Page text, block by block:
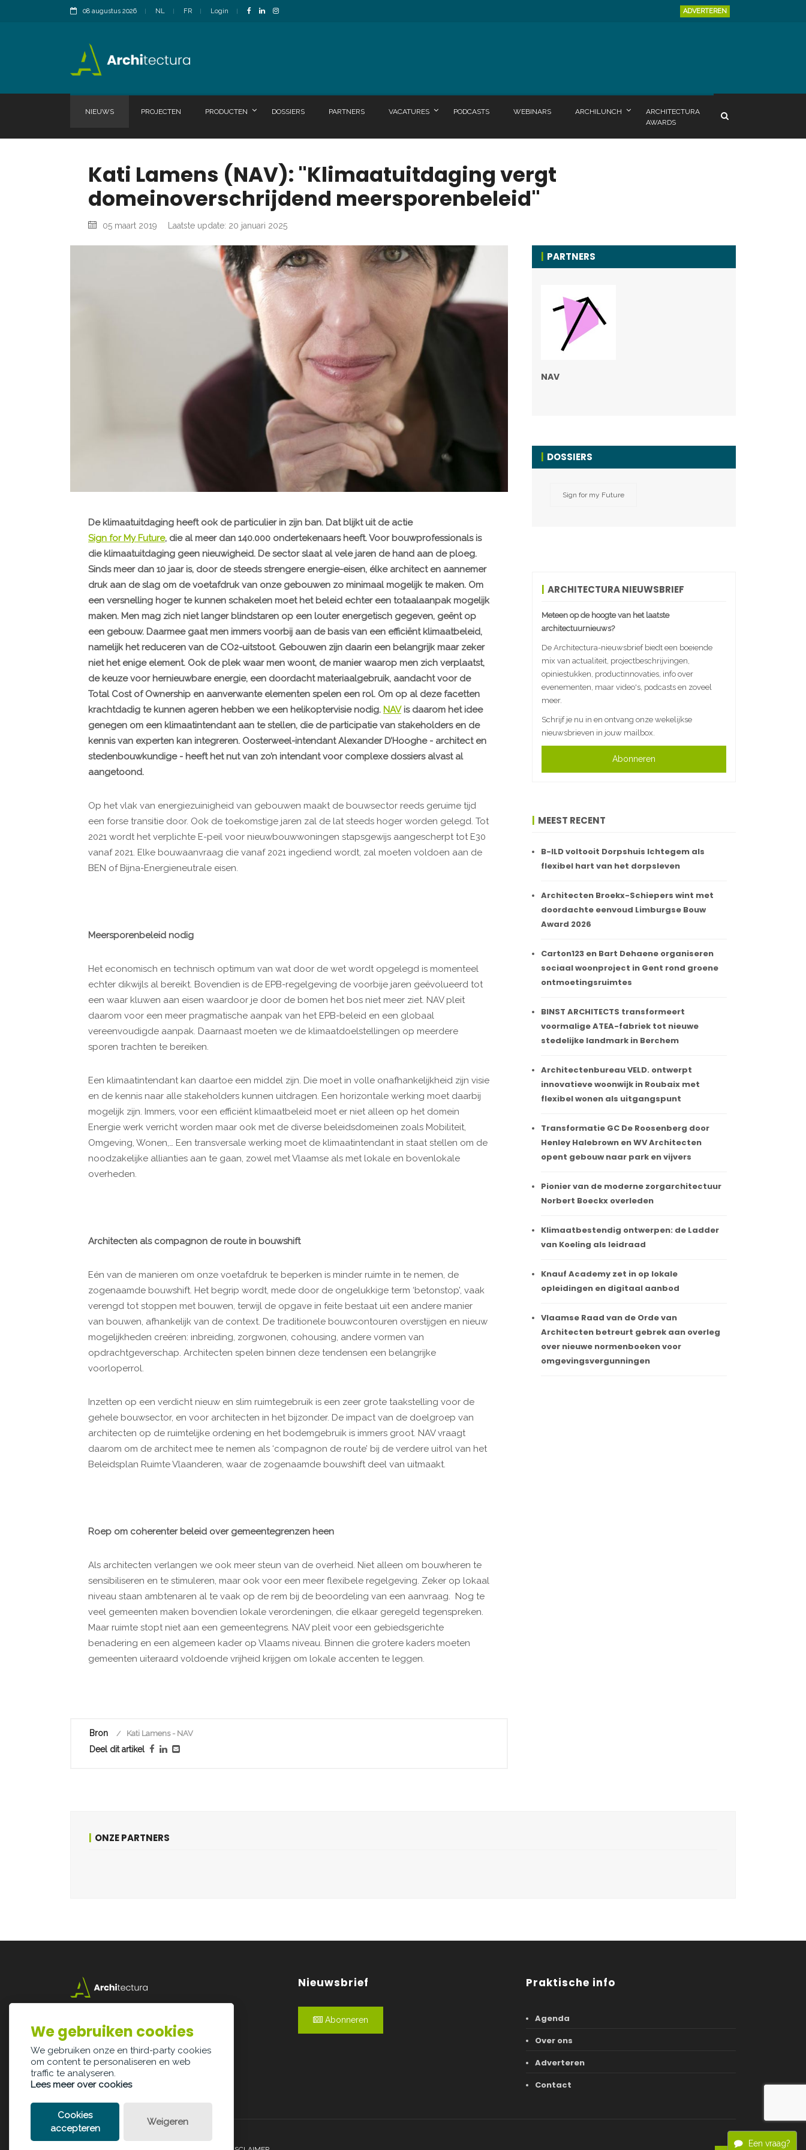
08 augustus 2026 NL FR Login ADVERTEREN
NIEUWS PROJECTEN PRODUCTEN DOSSIERS PARTNERS VACATURES PODCASTS WEBINARS ARCHILUNCH
ARCHITECTURA
AWARDS
Een vraag?
Kati Lamens (NAV): "Klimaatuitdaging vergt
domeinoverschrijdend meersporenbeleid"
05 maart 2019 Laatste update: 20 januari 2025
De klimaatuitdaging heeft ook de particulier in zijn ban. Dat blijkt uit de actie
Sign for My Future, die al meer dan 140.000 ondertekenaars heeft. Voor bouwprofessionals is
die klimaatuitdaging geen nieuwigheid. De sector slaat al vele jaren de hand aan de ploeg.
Sinds meer dan 10 jaar is, door de steeds strengere energie-eisen, élke architect en aannemer
druk aan de slag om de voetafdruk van onze gebouwen zo minimaal mogelijk te maken. Om
een versnelling hoger te kunnen schakelen moet het beleid echter een totaalaanpak mogelijk
maken. Men mag zich niet langer blindstaren op een louter energetisch gegeven, geënt op
een gebouw. Daarmee gaat men immers voorbij aan de basis van een efficiënt klimaatbeleid,
namelijk het reduceren van de CO2-uitstoot. Gebouwen zijn daarin een belangrijk maar zeker
niet het enige element. Ook de plek waar men woont, de manier waarop men zich verplaatst,
de keuze voor hernieuwbare energie, een doordacht materiaalgebruik, aandacht voor de
Total Cost of Ownership en aanverwante elementen spelen een rol. Om op al deze facetten
krachtdadig te kunnen ageren hebben we een helikoptervisie nodig. NAVis daarom het idee
genegen om een klimaatintendant aan te stellen, die de participatie van stakeholders en de
kennis van experten kan integreren. Oosterweel-intendant Alexander D’Hooghe - architect en
stedenbouwkundige - heeft het nut van zo’n intendant voor complexe dossiers alvast al
aangetoond.
Op het vlak van energiezuinigheid van gebouwen maakt de bouwsector reeds geruime tijd
een forse transitie door. Ook de toekomstige jaren zal de lat steeds hoger worden gelegd. Tot
2021 wordt het verplichte E-peil voor nieuwbouwwoningen stapsgewijs aangescherpt tot E30
vanaf 2021. Elke bouwaanvraag die vanaf 2021 ingediend wordt, zal moeten voldoen aan de
BEN of Bijna-Energieneutrale eisen.
Meersporenbeleid nodig
Het economisch en technisch optimum van wat door de wet wordt opgelegd is momenteel
echter dikwijls al bereikt. Bovendien is de EPB-regelgeving de voorbije jaren geëvolueerd tot
een waar kluwen aan eisen waardoor je door de bomen het bos niet meer ziet. NAV pleit
daarom voor een meer pragmatische aanpak van het EPB-beleid en een globaal
vereenvoudigde aanpak. Daarnaast moeten we de klimaatdoelstellingen op meerdere
sporen trachten te bereiken.
Een klimaatintendant kan daartoe een middel zijn. Die moet in volle onafhankelijkheid zijn visie
en de kennis naar alle stakeholders kunnen uitdragen. Een horizontale werking moet daarbij
mogelijk zijn. Immers, voor een efficiënt klimaatbeleid moet er niet alleen op het domein
Energie werk verricht worden maar ook met de diverse beleidsdomeinen zoals Mobiliteit,
Omgeving, Wonen,… Een transversale werking moet de klimaatintendant in staat stellen om de
noodzakelijke allianties aan te gaan, zowel met Vlaamse als met lokale en bovenlokale
overheden.
Architecten als compagnon de route in bouwshift
Eén van de manieren om onze voetafdruk te beperken is minder ruimte in te nemen, de
zogenaamde bouwshift. Het begrip wordt, mede door de ongelukkige term ‘betonstop’, vaak
verengd tot stoppen met bouwen, terwijl de opgave in feite bestaat uit een andere manier
van bouwen, afhankelijk van de context. De traditionele bouwcontouren overstijgen en nieuw
mogelijkheden creëren: inbreiding, zorgwonen, cohousing, andere vormen van
opdrachtgeverschap. Architecten spelen binnen deze tendensen een belangrijke
voorloperrol.
Inzetten op een verdicht nieuw en slim ruimtegebruik is een zeer grote taakstelling voor de
gehele bouwsector, en voor architecten in het bijzonder. De impact van de doelgroep van
architecten op de ruimtelijke ordening en het bodemgebruik is immers groot. NAV vraagt
daarom om de architect mee te nemen als ‘compagnon de route’ bij de verdere uitrol van het
Beleidsplan Ruimte Vlaanderen, waar de zogenaamde bouwshift deel van uitmaakt.
Roep om coherenter beleid over gemeentegrenzen heen
Als architecten verlangen we ook meer steun van de overheid. Niet alleen om bouwheren te
sensibiliseren en te stimuleren, maar ook voor een meer flexibele regelgeving. Zeker op lokaal
niveau staan ambtenaren al te vaak op de rem bij de beoordeling van een aanvraag. Nog te
veel gemeenten maken bovendien lokale verordeningen, die elkaar geregeld tegenspreken.
Maar ruimte stopt niet aan een gemeentegrens. NAV pleit voor een gebiedsgerichte
benadering en een algemeen kader op Vlaams niveau. Binnen die grotere kaders moeten
gemeenten uiteraard voldoende vrijheid krijgen om lokale accenten te leggen.
Bron Kati Lamens - NAV
Deel dit artikel
PARTNERS
NAV
DOSSIERS
Sign for my Future
ARCHITECTURA NIEUWSBRIEF
Meteen op de hoogte van het laatste
architectuurnieuws?
De Architectura-nieuwsbrief biedt een boeiende
mix van actualiteit, projectbeschrijvingen,
opiniestukken, productinnovaties, info over
evenementen, maar video's, podcasts en zoveel
meer.
Schrijf je nu in en ontvang onze wekelijkse
nieuwsbrieven in jouw mailbox.
Abonneren
MEEST RECENT
B-ILD voltooit Dorpshuis Ichtegem als
flexibel hart van het dorpsleven
Architecten Broekx-Schiepers wint met
doordachte eenvoud Limburgse Bouw
Award 2026
Carton123 en Bart Dehaene organiseren
sociaal woonproject in Gent rond groene
ontmoetingsruimtes
BINST ARCHITECTS transformeert
voormalige ATEA-fabriek tot nieuwe
stedelijke landmark in Berchem
Architectenbureau VELD. ontwerpt
innovatieve woonwijk in Roubaix met
flexibel wonen als uitgangspunt
Transformatie GC De Roosenberg door
Henley Halebrown en WV Architecten
opent gebouw naar park en vijvers
Pionier van de moderne zorgarchitectuur
Norbert Boeckx overleden
Klimaatbestendig ontwerpen: de Ladder
van Koeling als leidraad
Knauf Academy zet in op lokale
opleidingen en digitaal aanbod
Vlaamse Raad van de Orde van
Architecten betreurt gebrek aan overleg
over nieuwe normenboeken voor
omgevingsvergunningen
ONZE PARTNERS
3500 Hasselt
info@architectura.be
Nieuwsbrief
Abonneren
Praktische info
Agenda
Over ons
Adverteren
Contact
We gebruiken cookies
We gebruiken onze en third-party cookies
om content te personaliseren en web
traffic te analyseren.
Lees meer over cookies
Cookies
accepteren
Weigeren